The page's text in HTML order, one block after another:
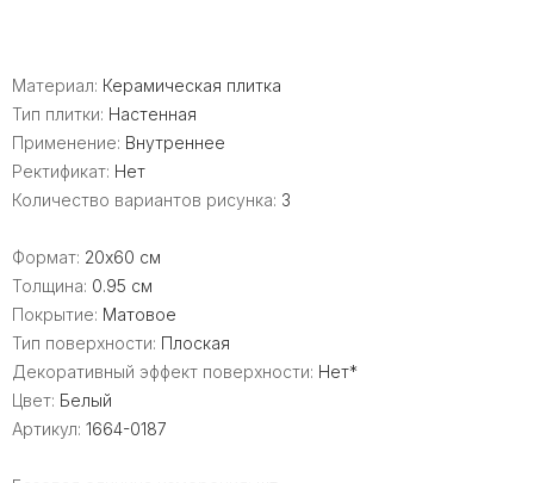
Материал: Керамическая плитка
Тип плитки: Настенная
Применение: Внутреннее
Ректификат: Нет
Количество вариантов рисунка: 3
Формат: 20x60 см
Толщина: 0.95 см
Покрытие: Матовое
Тип поверхности: Плоская
Декоративный эффект поверхности: Нет*
Цвет: Белый
Артикул: 1664-0187